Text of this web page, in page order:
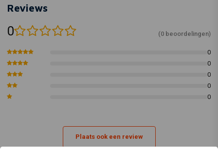
Ténéré700 (XTZ690) 2019 en later
Reviews
0 (0 beoordelingen)
0
0
0
0
0
Plaats ook een review